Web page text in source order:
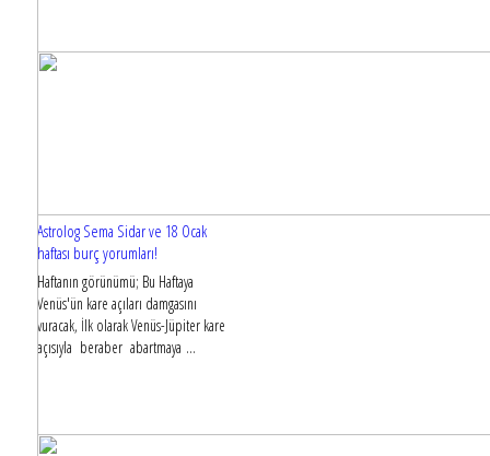
Astrolog Sema Sidar ve 18 Ocak
haftası burç yorumları!
Haftanın görünümü; Bu Haftaya
Venüs'ün kare açıları damgasını
vuracak, İlk olarak Venüs-Jüpiter kare
açısıyla beraber abartmaya ...